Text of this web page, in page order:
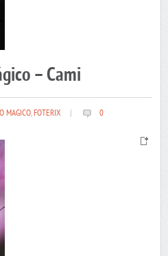
– Cami
MAGICO,FOTERIX 0